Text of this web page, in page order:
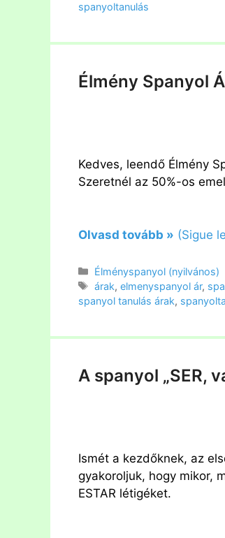
spanyoltanulás
Élmény Spanyol
Kedves, leendő Élmény
Szeretnél az 50%-os
Olvasd tovább » (Sigue
Kategória
Élményspanyol (nyilvános)
Címkék
árak,elmenyspanyol ár,
spanyol tanulás árak,
A spanyol „SER,
Ismét a kezdőknek, az
gyakoroljuk, hogy mikor,
ESTAR létigéket.